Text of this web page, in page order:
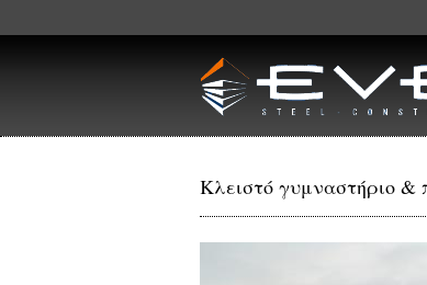
Κλειστό γυμναστήριο &